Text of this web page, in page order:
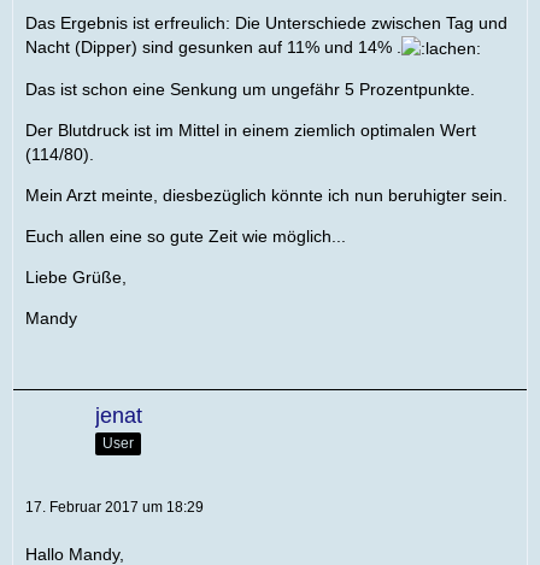
Das Ergebnis ist erfreulich: Die Unterschiede zwischen Tag und
Nacht (Dipper) sind gesunken auf 11% und 14% .
Das ist schon eine Senkung um ungefähr 5 Prozentpunkte.
Der Blutdruck ist im Mittel in einem ziemlich optimalen Wert
(114/80).
Mein Arzt meinte, diesbezüglich könnte ich nun beruhigter sein.
Euch allen eine so gute Zeit wie möglich...
Liebe Grüße,
Mandy
jenat
User
17. Februar 2017 um 18:29
Hallo Mandy,